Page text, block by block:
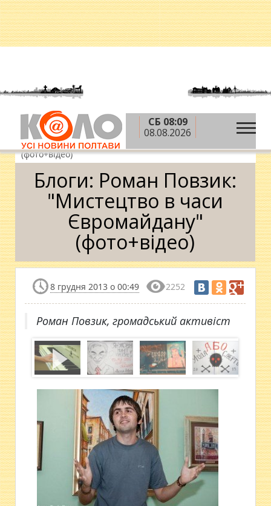
СБ 08:09
08.08.2026
Головна » Блоги » Роман Повзик
Роман Повзик: "Мистецтво в часи Євромайдану"
(фото+відео)
Блоги: Роман Повзик:
"Мистецтво в часи
Євромайдану"
(фото+відео)
8 грудня 2013 о 00:49 2252
Роман Повзик, громадський активіст